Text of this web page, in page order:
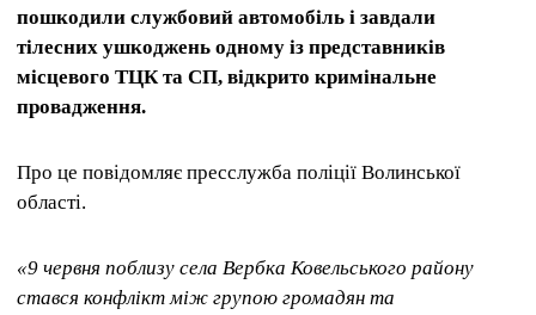
пошкодили службовий автомобіль і завдали
тілесних ушкоджень одному із представників
місцевого ТЦК та СП, відкрито кримінальне
провадження.
Про це повідомляє пресслужба поліції Волинської
області.
«9 червня поблизу села Вербка Ковельського району
стався конфлікт між групою громадян та